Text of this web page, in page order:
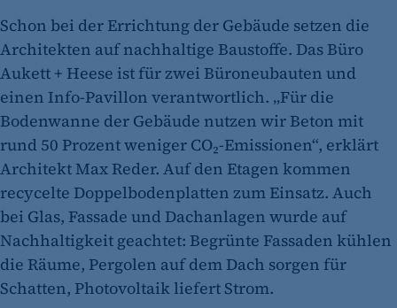
Schon bei der Errichtung der Gebäude setzen die
Architekten auf nachhaltige Baustoffe. Das Büro
Aukett + Heese ist für zwei Büroneubauten und
einen Info-Pavillon verantwortlich. „Für die
Bodenwanne der Gebäude nutzen wir Beton mit
rund 50 Prozent weniger CO₂-Emissionen“, erklärt
Architekt Max Reder. Auf den Etagen kommen
recycelte Doppelbodenplatten zum Einsatz. Auch
bei Glas, Fassade und Dachanlagen wurde auf
Nachhaltigkeit geachtet: Begrünte Fassaden kühlen
die Räume, Pergolen auf dem Dach sorgen für
Schatten, Photovoltaik liefert Strom.